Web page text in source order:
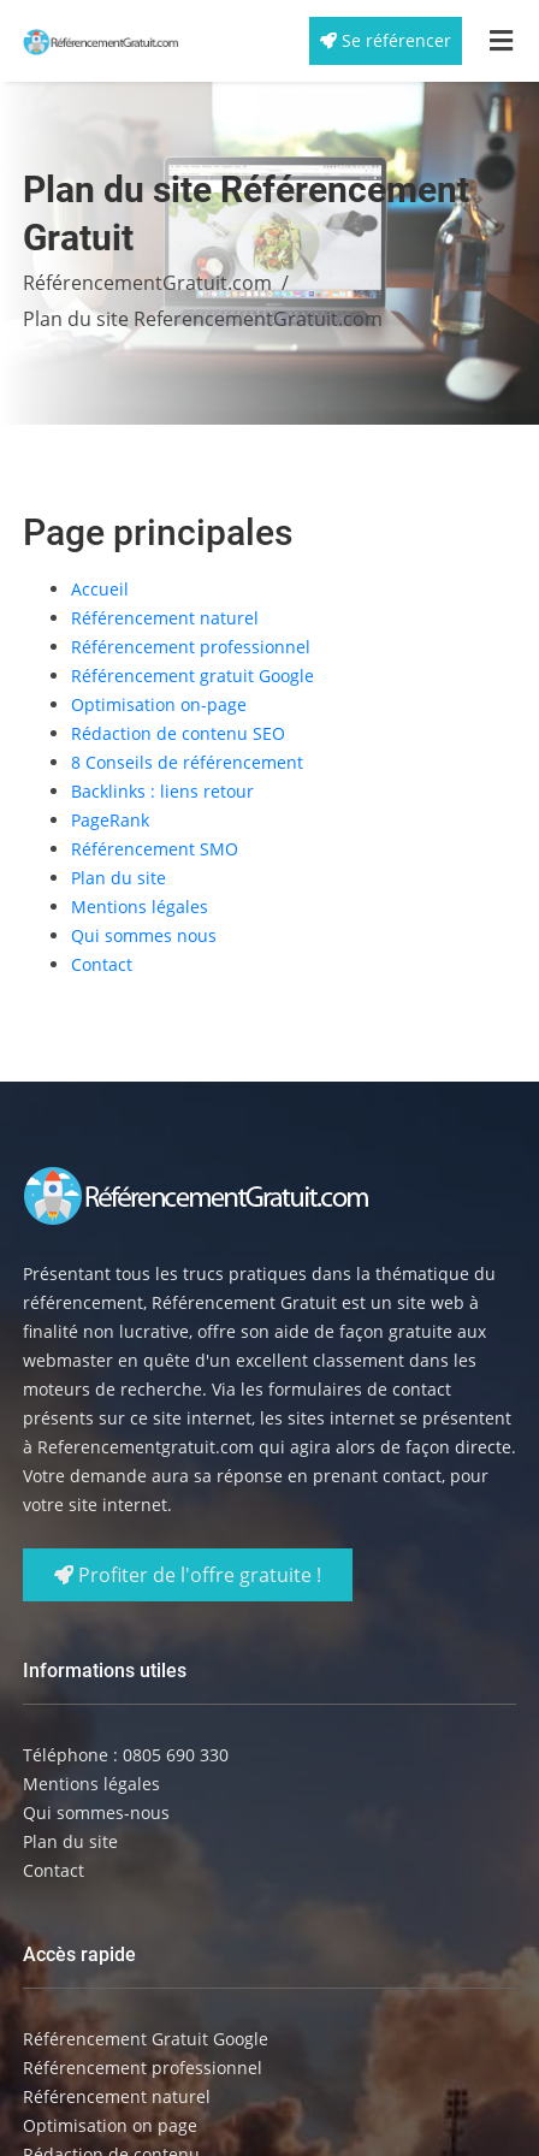
Se référencer
Plan du site Référencement
Gratuit
RéférencementGratuit.com
Plan du site ReferencementGratuit.com
Page principales
Accueil
Référencement naturel
Référencement professionnel
Référencement gratuit Google
Optimisation on-page
Rédaction de contenu SEO
8 Conseils de référencement
Backlinks : liens retour
PageRank
Référencement SMO
Plan du site
Mentions légales
Qui sommes nous
Contact
Présentant tous les trucs pratiques dans la thématique du
référencement, Référencement Gratuit est un site web à
finalité non lucrative, offre son aide de façon gratuite aux
webmaster en quête d'un excellent classement dans les
moteurs de recherche. Via les formulaires de contact
présents sur ce site internet, les sites internet se présentent
à Referencementgratuit.com qui agira alors de façon directe.
Votre demande aura sa réponse en prenant contact, pour
votre site internet.
Profiter de l'offre gratuite !
Informations utiles
Téléphone : 0805 690 330
Mentions légales
Qui sommes-nous
Plan du site
Contact
Accès rapide
Référencement Gratuit Google
Référencement professionnel
Référencement naturel
Optimisation on page